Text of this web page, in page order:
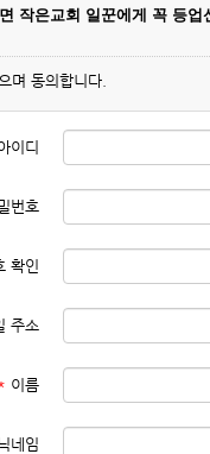
작은교회 일꾼에게 꼭 등업
며 동의합니다.
이디
번호
확인
주소
이름
네임